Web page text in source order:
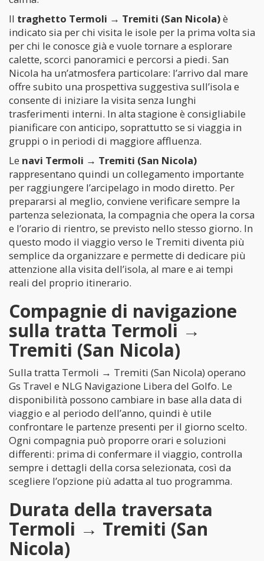
Il traghetto Termoli → Tremiti (San Nicola)è
indicato sia per chi visita le isole per la prima volta sia
per chi le conosce già e vuole tornare a esplorare
calette, scorci panoramici e percorsi a piedi. San
Nicola ha un’atmosfera particolare: l’arrivo dal mare
offre subito una prospettiva suggestiva sull’isola e
consente di iniziare la visita senza lunghi
trasferimenti interni. In alta stagione è consigliabile
pianificare con anticipo, soprattutto se si viaggia in
gruppi o in periodi di maggiore affluenza.
Le navi Termoli → Tremiti (San Nicola)
rappresentano quindi un collegamento importante
per raggiungere l’arcipelago in modo diretto. Per
prepararsi al meglio, conviene verificare sempre la
partenza selezionata, la compagnia che opera la corsa
e l’orario di rientro, se previsto nello stesso giorno. In
questo modo il viaggio verso le Tremiti diventa più
semplice da organizzare e permette di dedicare più
attenzione alla visita dell’isola, al mare e ai tempi
reali del proprio itinerario.
Compagnie di navigazione
sulla tratta Termoli →
Tremiti (San Nicola)
Sulla tratta Termoli → Tremiti (San Nicola) operano
Gs Travel e NLG Navigazione Libera del Golfo. Le
disponibilità possono cambiare in base alla data di
viaggio e al periodo dell’anno, quindi è utile
confrontare le partenze presenti per il giorno scelto.
Ogni compagnia può proporre orari e soluzioni
differenti: prima di confermare il viaggio, controlla
sempre i dettagli della corsa selezionata, così da
scegliere l’opzione più adatta al tuo programma.
Durata della traversata
Termoli → Tremiti (San
Nicola)